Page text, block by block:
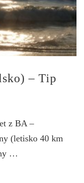
– Tip
z BA –
(letisko 40 km
…